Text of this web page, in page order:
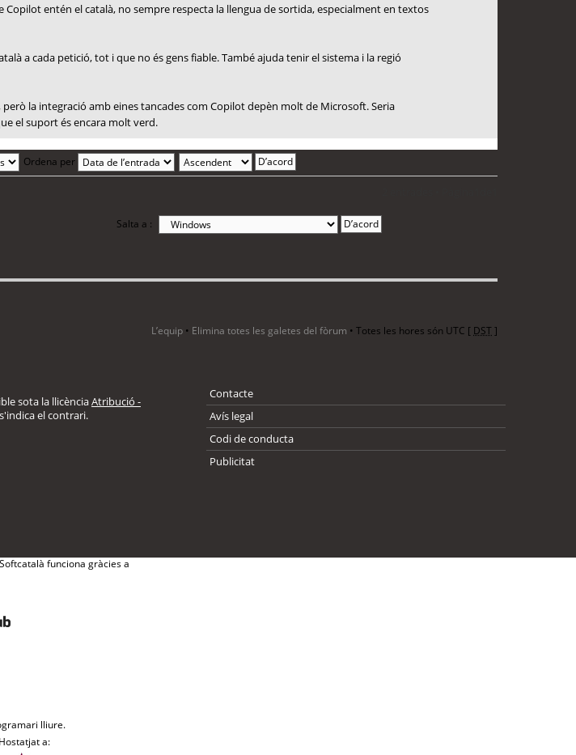
entén el català, no sempre respecta la llengua de sortida, especialment en textos
a cada petició, tot i que no és gens fiable. També ajuda tenir el sistema i la regió
la integració amb eines tancades com Copilot depèn molt de Microsoft. Seria
el suport és encara molt verd.
Ordena per
Salta a :
L’equip • Elimina totes les galetes del fòrum • Totes les hores són UTC [ DST]
sota la llicènciaAtribució -
el contrari.
Contacte
Avís legal
Codi de conducta
Publicitat
funciona gràcies a
lliure.
Hostatjat a: